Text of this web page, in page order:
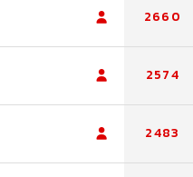
2660
2574
2483